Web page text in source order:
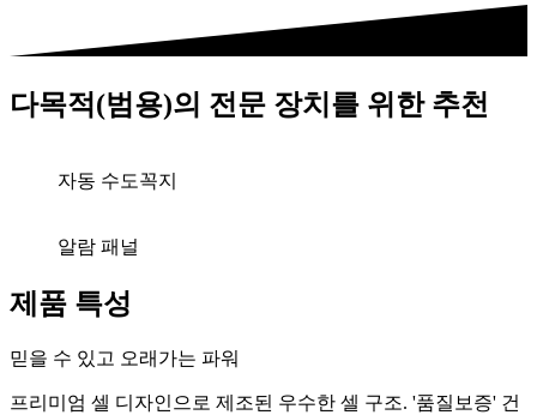
다목적(범용)의 전문 장치를 위한 추천
자동 수도꼭지
알람 패널
제품 특성
믿을 수 있고 오래가는 파워
프리미엄 셀 디자인으로 제조된 우수한 셀 구조. '품질보증' 건